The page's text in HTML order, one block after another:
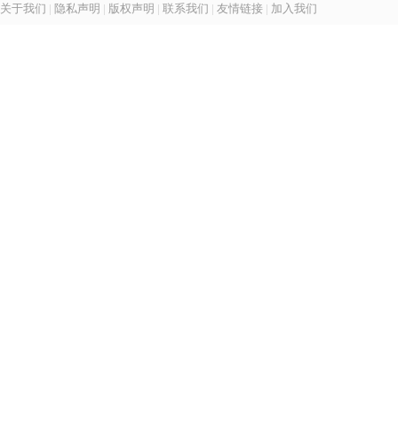
关于我们 | 隐私声明 | 版权声明 | 联系我们 | 友情链接 | 加入我们